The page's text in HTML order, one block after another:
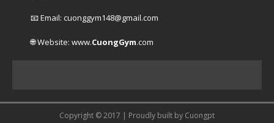
📧 Email: cuonggym148@gmail.com
🌐 Website: www.CuongGym.com
Copyright © 2017 | Proudly built by Cuongpt